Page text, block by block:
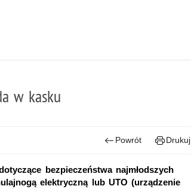
w kasku
Powrót Drukuj
bezpieczeństwa najmłodszych
elektryczną lub UTO (urządzenie